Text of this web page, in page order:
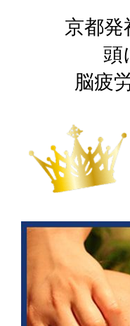
京都
頭
脳疲